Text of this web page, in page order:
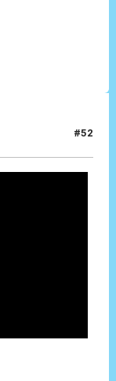
#52